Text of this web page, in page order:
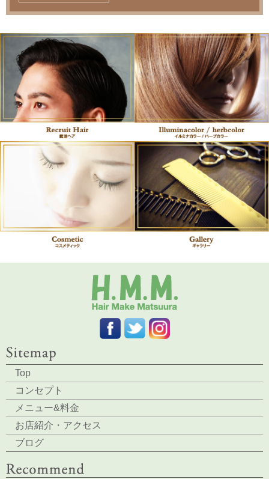
Top
コンセプト
メニュー&料金
お店紹介・アクセス
ブログ